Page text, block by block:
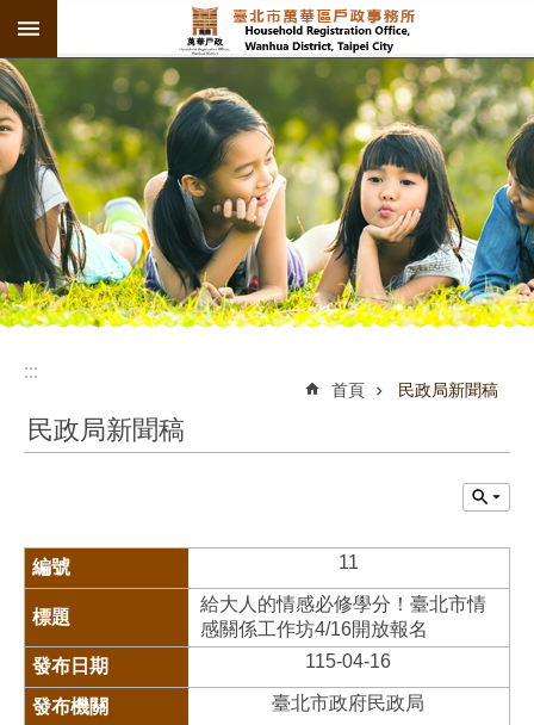
跳到主要內容區塊
:::
:::
首頁 民政局新聞稿
民政局新聞稿
11
給大人的情感必修學分！臺北市情
感關係工作坊4/16開放報名
115-04-16
臺北市政府民政局